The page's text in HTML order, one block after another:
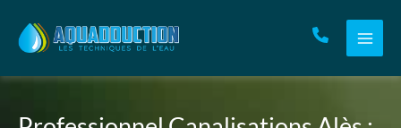
contenu